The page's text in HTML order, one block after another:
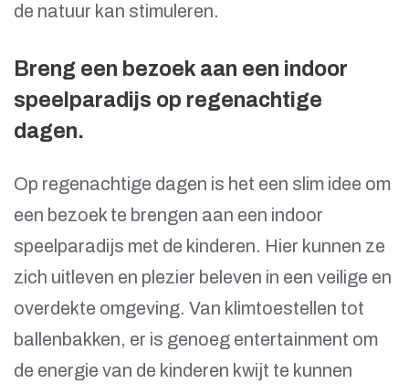
de natuur kan stimuleren.
Breng een bezoek aan een indoor
speelparadijs op regenachtige
dagen.
Op regenachtige dagen is het een slim idee om
een bezoek te brengen aan een indoor
speelparadijs met de kinderen. Hier kunnen ze
zich uitleven en plezier beleven in een veilige en
overdekte omgeving. Van klimtoestellen tot
ballenbakken, er is genoeg entertainment om
de energie van de kinderen kwijt te kunnen